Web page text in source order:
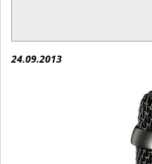
24.09.2013